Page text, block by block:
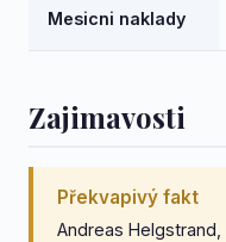
Mesicni naklady
Zajimavosti
Překvapivý fakt
Andreas Helgstrand,